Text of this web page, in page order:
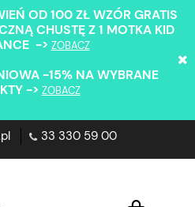
OD 100 ZŁ WZÓR GRATIS
CHUSTĘ Z 1 MOTKA KID
-> ZOBACZ
-15% NA WYBRANE
-> ZOBACZ
33 330 59 00